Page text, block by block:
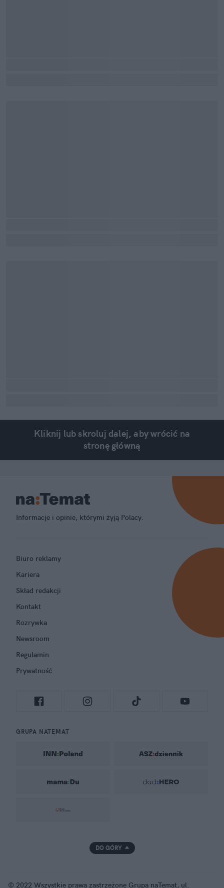
Kliknij lub skroluj dalej, aby wrócić na
stronę główną
Informacje i opinie, którymi żyją Polacy.
Biuro reklamy
Kariera
Skład redakcji
Kontakt
Rozrywka
Newsroom
Regulamin
Prywatność
GRUPA NATEMAT
DO GÓRY
© 2022 Wszystkie prawa zastrzeżone Grupa naTemat, ul.